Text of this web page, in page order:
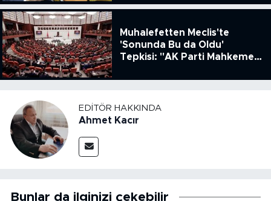
Muhalefetten Meclis'te
'Sonunda Bu da Oldu'
Tepkisi: "AK Parti Mahkeme
Kanun Çıkardı"
EDITÖR HAKKINDA
Ahmet Kacır
Bunlar da ilginizi çekebilir